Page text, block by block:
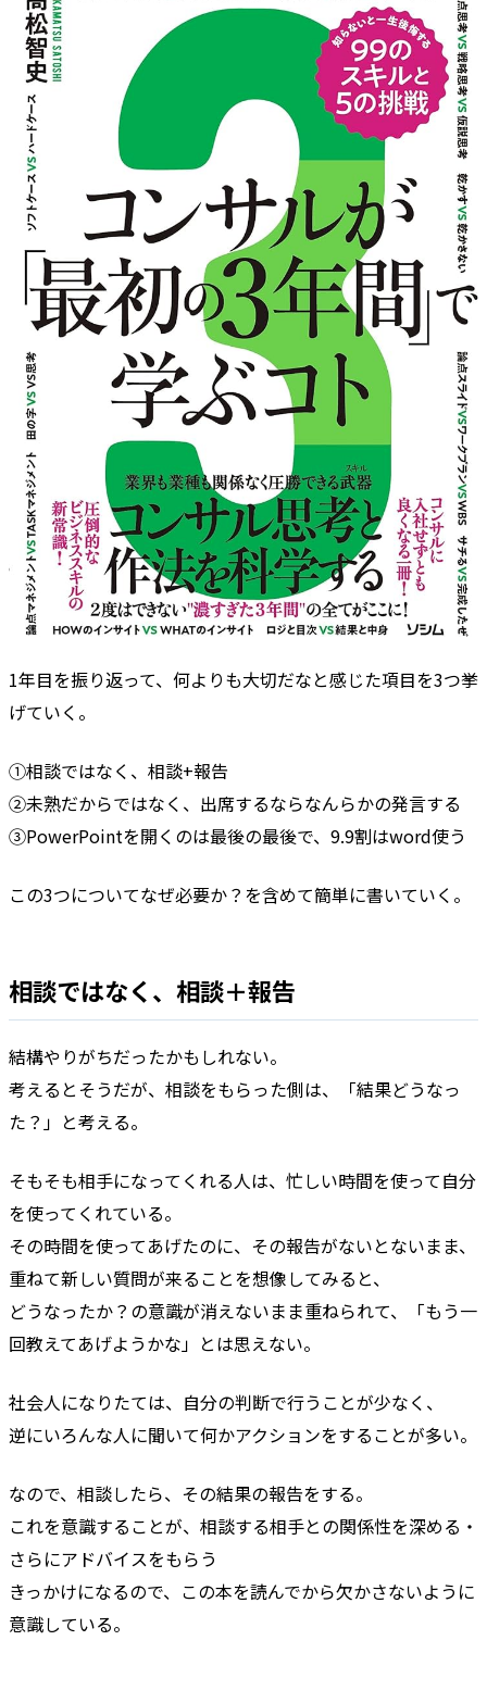
1年目を振り返って、何よりも大切だなと感じた項目を3つ挙
げていく。
①相談ではなく、相談+報告
②未熟だからではなく、出席するならなんらかの発言する
③PowerPointを開くのは最後の最後で、9.9割はword使う
この3つについてなぜ必要か？を含めて簡単に書いていく。
相談ではなく、相談＋報告
結構やりがちだったかもしれない。
考えるとそうだが、相談をもらった側は、「結果どうなっ
た？」と考える。
そもそも相手になってくれる人は、忙しい時間を使って自分
を使ってくれている。
その時間を使ってあげたのに、その報告がないとないまま、
重ねて新しい質問が来ることを想像してみると、
どうなったか？の意識が消えないまま重ねられて、「もう一
回教えてあげようかな」とは思えない。
社会人になりたては、自分の判断で行うことが少なく、
逆にいろんな人に聞いて何かアクションをすることが多い。
なので、相談したら、その結果の報告をする。
これを意識することが、相談する相手との関係性を深める・
さらにアドバイスをもらう
きっかけになるので、この本を読んでから欠かさないように
意識している。